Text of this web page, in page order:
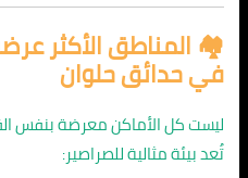
🏘️ المناطق الأكثر
في حدائق حلوان
ليست كل الأماكن معرضة بنفس
تُعد بيئة مثالية للصراصير: